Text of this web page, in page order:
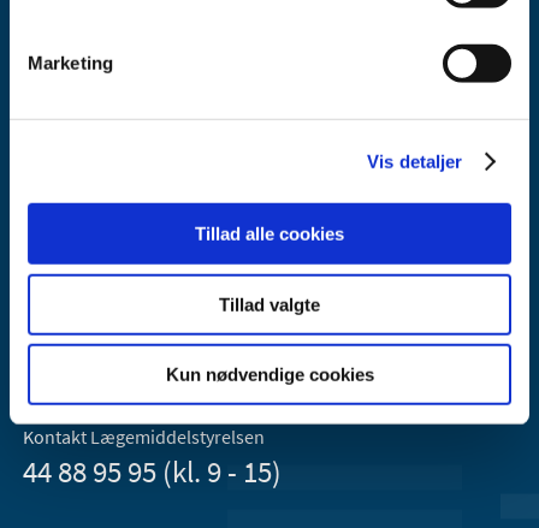
Marketing
Vis detaljer
Tillad alle cookies
Tillad valgte
Kun nødvendige cookies
Email:dkma@dkma.dk
Lægemiddelstyrelsen er en del af
Sundheds- og Kirkeministeriet.
Kontakt Lægemiddelstyrelsen
44 88 95 95 (kl. 9 - 15)